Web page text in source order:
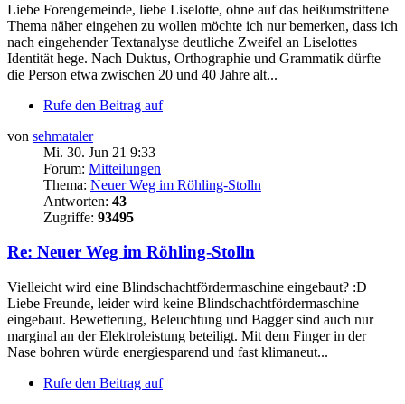
Liebe Forengemeinde, liebe Liselotte, ohne auf das heißumstrittene
Thema näher eingehen zu wollen möchte ich nur bemerken, dass ich
nach eingehender Textanalyse deutliche Zweifel an Liselottes
Identität hege. Nach Duktus, Orthographie und Grammatik dürfte
die Person etwa zwischen 20 und 40 Jahre alt...
Rufe den Beitrag auf
von sehmataler
Mi. 30. Jun 21 9:33
Forum: Mitteilungen
Thema: Neuer Weg im Röhling-Stolln
Antworten: 43
Zugriffe: 93495
Re: Neuer Weg im Röhling-Stolln
Vielleicht wird eine Blindschachtfördermaschine eingebaut? :D
Liebe Freunde, leider wird keine Blindschachtfördermaschine
eingebaut. Bewetterung, Beleuchtung und Bagger sind auch nur
marginal an der Elektroleistung beteiligt. Mit dem Finger in der
Nase bohren würde energiesparend und fast klimaneut...
Rufe den Beitrag auf